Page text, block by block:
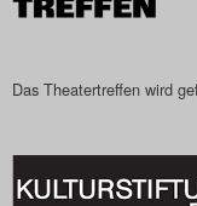
Das
Das Theatertreffen wird